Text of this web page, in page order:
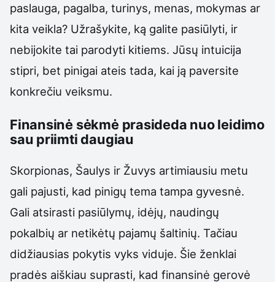
paslauga, pagalba, turinys, menas, mokymas ar
kita veikla? Užrašykite, ką galite pasiūlyti, ir
nebijokite tai parodyti kitiems. Jūsų intuicija
stipri, bet pinigai ateis tada, kai ją paversite
konkrečiu veiksmu.
Finansinė sėkmė prasideda nuo leidimo
sau priimti daugiau
Skorpionas, Šaulys ir Žuvys artimiausiu metu
gali pajusti, kad pinigų tema tampa gyvesnė.
Gali atsirasti pasiūlymų, idėjų, naudingų
pokalbių ar netikėtų pajamų šaltinių. Tačiau
didžiausias pokytis vyks viduje. Šie ženklai
pradės aiškiau suprasti, kad finansinė gerovė